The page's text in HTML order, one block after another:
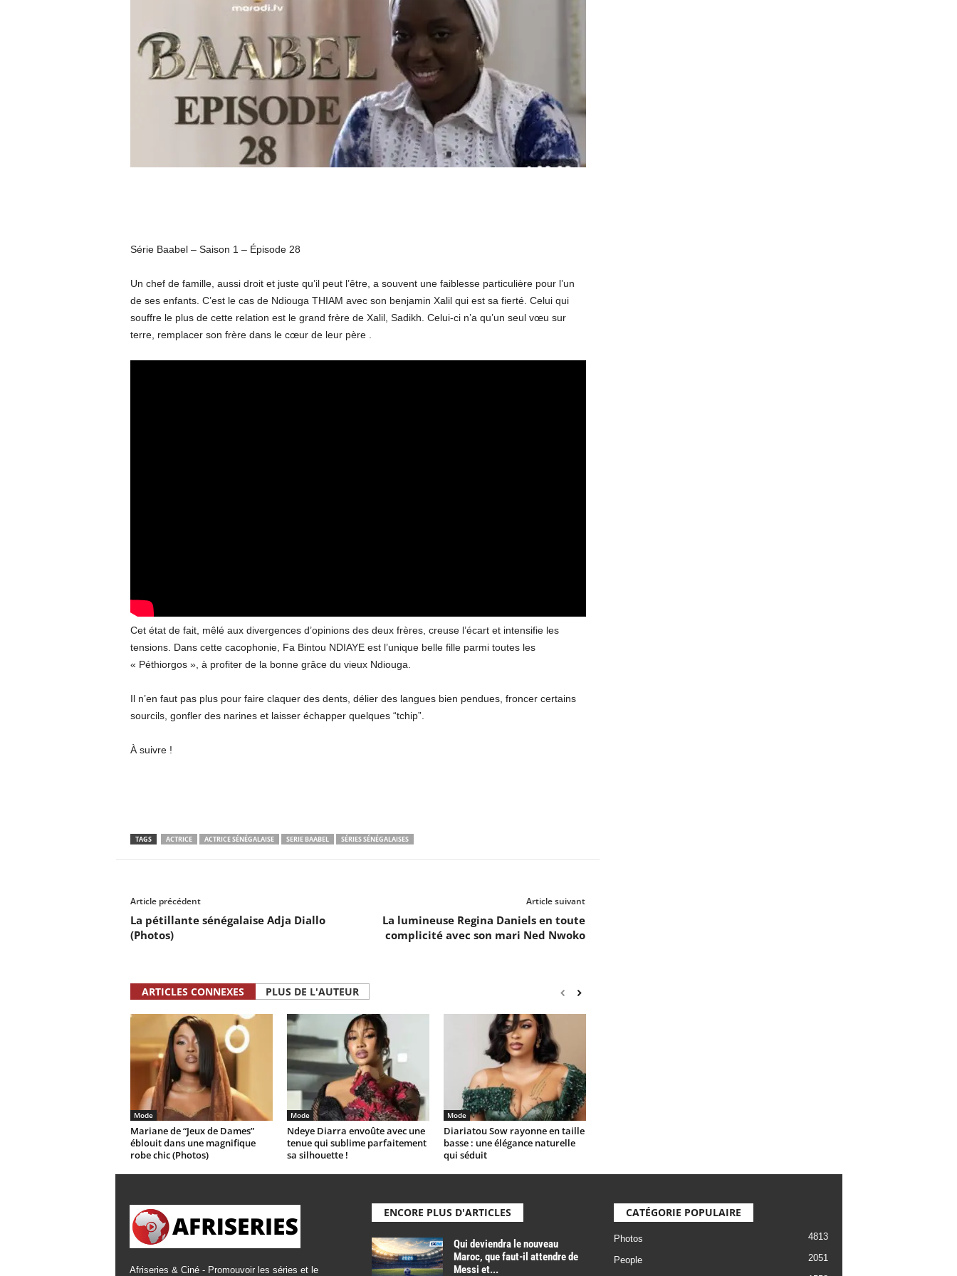
Série Baabel – Saison 1 – Épisode 28
Un chef de famille, aussi droit et juste qu’il peut l’être, a souvent une faiblesse particulière pour l’un
de ses enfants. C’est le cas de Ndiouga THIAM avec son benjamin Xalil qui est sa fierté. Celui qui
souffre le plus de cette relation est le grand frère de Xalil, Sadikh. Celui-ci n’a qu’un seul vœu sur
terre, remplacer son frère dans le cœur de leur père .
Cet état de fait, mêlé aux divergences d’opinions des deux frères, creuse l’écart et intensifie les
tensions. Dans cette cacophonie, Fa Bintou NDIAYE est l’unique belle fille parmi toutes les
« Péthiorgos », à profiter de la bonne grâce du vieux Ndiouga.
Il n’en faut pas plus pour faire claquer des dents, délier des langues bien pendues, froncer certains
sourcils, gonfler des narines et laisser échapper quelques “tchip”.
À suivre !
TAGS ACTRICE ACTRICE SÉNÉGALAISE SERIE BAABEL SÉRIES SÉNÉGALAISES
Article précédent
La pétillante sénégalaise Adja Diallo
(Photos)
Article suivant
La lumineuse Regina Daniels en toute
complicité avec son mari Ned Nwoko
ARTICLES CONNEXES PLUS DE L'AUTEUR
Mode
Mariane de “Jeux de Dames”
éblouit dans une magnifique
robe chic (Photos)
Mode
Ndeye Diarra envoûte avec une
tenue qui sublime parfaitement
sa silhouette !
Mode
Diariatou Sow rayonne en taille
basse : une élégance naturelle
qui séduit
Afriseries & Ciné - Promouvoir les séries et le
ENCORE PLUS D'ARTICLES
Qui deviendra le nouveau
Maroc, que faut-il attendre de
Messi et...
CATÉGORIE POPULAIRE
Photos 4813
People
2051